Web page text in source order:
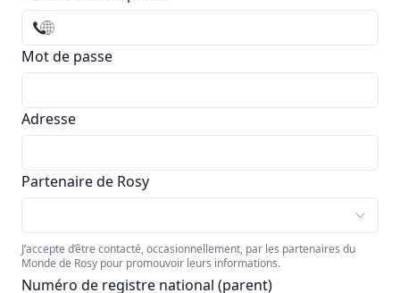
Mot de passe
Adresse
Partenaire de Rosy
J’accepte d’être contacté, occasionnellement, par les partenaires du
Monde de Rosy pour promouvoir leurs informations.
Numéro de registre national (parent)